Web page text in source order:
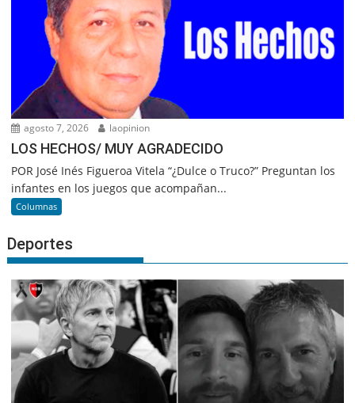
agosto 7, 2026 laopinion
LOS HECHOS/ MUY AGRADECIDO
POR José Inés Figueroa Vitela “¿Dulce o Truco?” Preguntan los
infantes en los juegos que acompañan...
Columnas
Deportes